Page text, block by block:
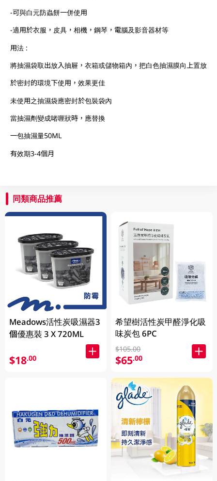
-可與白元防蟲餅一併使用
-適用於衣服，皮具，相機，鋼琴，電腦及影音器材等
用法 :
將抽濕袋取出放入抽屜，衣箱或儲物箱內，把白色抽濕膜向上置放
於密封的環境下使用，效果更佳
未使用之抽濕袋應密封於包裝袋內
當抽濕劑變成啫喱狀時，應替換
一包抽濕量50ML
有效期3-4個月
同類商品推薦
Meadows活性炭吸濕器3
個優惠裝 3 X 720ML
$18.00
希望樹活性炭甲醛淨化吸
味炭包 6PC
$105.00
$65.00